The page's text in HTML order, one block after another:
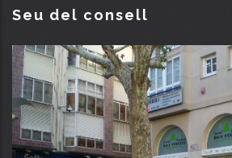
Seu del consell